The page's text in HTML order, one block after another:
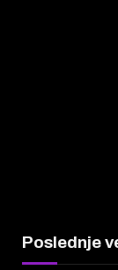
Poslednje